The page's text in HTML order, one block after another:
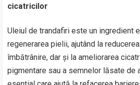
cicatricilor
Uleiul de trandafiri este un ingredient
regenerarea pielii, ajutând la
îmbătrânire, dar și la ameliorarea
pigmentare sau a semnelor lăsate de